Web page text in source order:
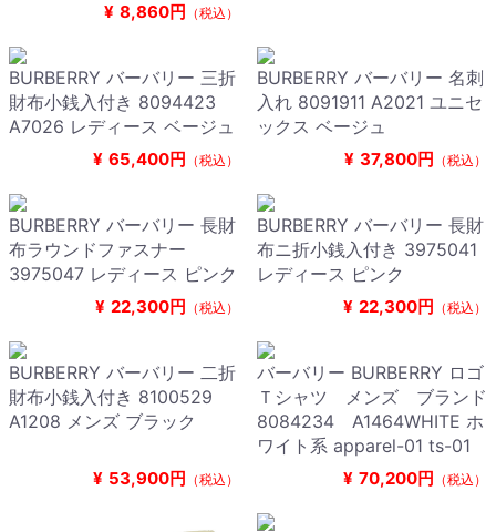
¥ 8,860円 （税込）
BURBERRY バーバリー 三折
財布小銭入付き 8094423
A7026 レディース ベージュ
¥ 65,400円 （税込）
BURBERRY バーバリー 名刺
入れ 8091911 A2021 ユニセ
ックス ベージュ
¥ 37,800円 （税込）
BURBERRY バーバリー 長財
布ラウンドファスナー
3975047 レディース ピンク
¥ 22,300円 （税込）
BURBERRY バーバリー 長財
布ニ折小銭入付き 3975041
レディース ピンク
¥ 22,300円 （税込）
BURBERRY バーバリー 二折
財布小銭入付き 8100529
A1208 メンズ ブラック
¥ 53,900円 （税込）
バーバリー BURBERRY ロゴ
Ｔシャツ メンズ ブランド
8084234 A1464WHITE ホ
ワイト系 apparel-01 ts-01
¥ 70,200円 （税込）